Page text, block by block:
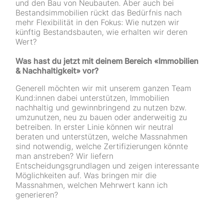
und den Bau von Neubauten. Aber auch bei
Bestandsimmobilien rückt das Bedürfnis nach
mehr Flexibilität in den Fokus: Wie nutzen wir
künftig Bestandsbauten, wie erhalten wir deren
Wert?
Was hast du jetzt mit deinem Bereich «Immobilien
& Nachhaltigkeit» vor?
Generell möchten wir mit unserem ganzen Team
Kund:innen dabei unterstützen, Immobilien
nachhaltig und gewinnbringend zu nutzen bzw.
umzunutzen, neu zu bauen oder anderweitig zu
betreiben. In erster Linie können wir neutral
beraten und unterstützen, welche Massnahmen
sind notwendig, welche Zertifizierungen könnte
man anstreben? Wir liefern
Entscheidungsgrundlagen und zeigen interessante
Möglichkeiten auf. Was bringen mir die
Massnahmen, welchen Mehrwert kann ich
generieren?